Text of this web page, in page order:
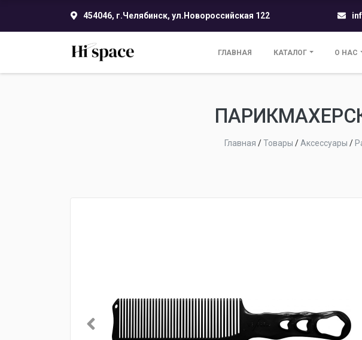
454046, г.Челябинск, ул.Новороссийская 122
ГЛАВНАЯ КАТАЛОГ О НАС
Главная /Товары /Аксессуары /